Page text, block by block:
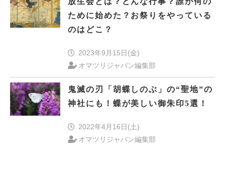
ために始めた？お祭りをやっている
のはどこ？
2023年9月15日(金)
オマツリジャパン編集部
鬼滅の刃「胡蝶しのぶ」の“聖地”の
神社にも！蝶が美しい御朱印5選！
2022年4月16日(土)
オマツリジャパン編集部